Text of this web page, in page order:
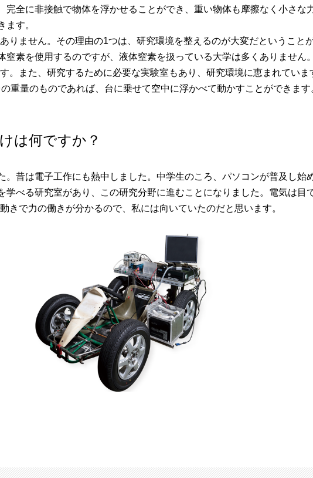
完全に非接触で物体を浮かせることができ、重い物体も摩擦なく小さな
す。
ません。その理由の1つは、研究環境を整えるのが大変だということ
素を使用するのですが、液体窒素を扱っている大学は多くありません
また、研究するために必要な実験室もあり、研究環境に恵まれていま
重量のものであれば、台に乗せて空中に浮かべて動かすことができま
は何ですか？
。昔は電子工作にも熱中しました。中学生のころ、パソコンが普及し始
べる研究室があり、この研究分野に進むことになりました。電気は目
で力の働きが分かるので、私には向いていたのだと思います。